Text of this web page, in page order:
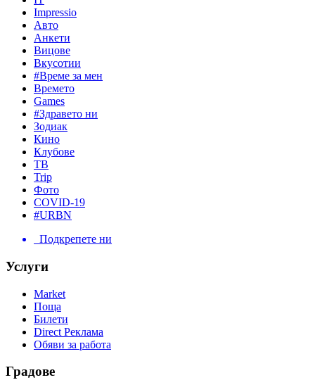
Impressio
Авто
Анкети
Вицове
Вкусотии
#Време за мен
Времето
Games
#Здравето ни
Зодиак
Кино
Клубове
ТВ
Trip
Фото
COVID-19
#URBN
Подкрепете ни
Услуги
Market
Поща
Билети
Direct Реклама
Обяви за работа
Градове